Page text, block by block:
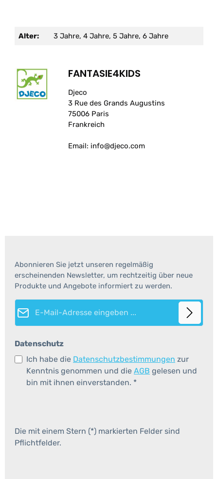
Alter: 3 Jahre, 4 Jahre, 5 Jahre, 6 Jahre
FANTASIE4KIDS
Djeco
3 Rue des Grands Augustins
75006 Paris
Frankreich
Email: info@djeco.com
Abonnieren Sie jetzt unseren regelmäßig
erscheinenden Newsletter, um rechtzeitig über neue
Produkte und Angebote informiert zu werden.
E-Mail-Adresse*
Datenschutz
Ich habe die Datenschutzbestimmungen zur
Kenntnis genommen und die AGB gelesen und
bin mit ihnen einverstanden. *
Die mit einem Stern (*) markierten Felder sind
Pflichtfelder.